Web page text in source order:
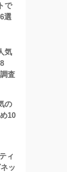
で
選
気
査
の
10
ィ
ッ